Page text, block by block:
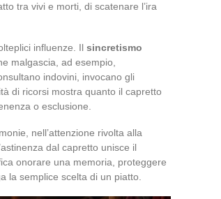
tra vivi e morti, di scatenare l’ira
influenze. Il sincretismo
malgascia, ad esempio,
indovini, invocano gli
di ricorsi mostra quanto il capretto
o esclusione.
nell’attenzione rivolta alla
dal capretto unisce il
onorare una memoria, proteggere
la semplice scelta di un piatto.